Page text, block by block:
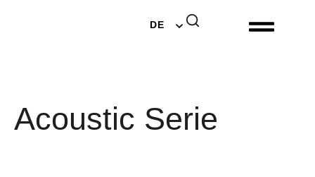
DE
NL
Acoustic Serie